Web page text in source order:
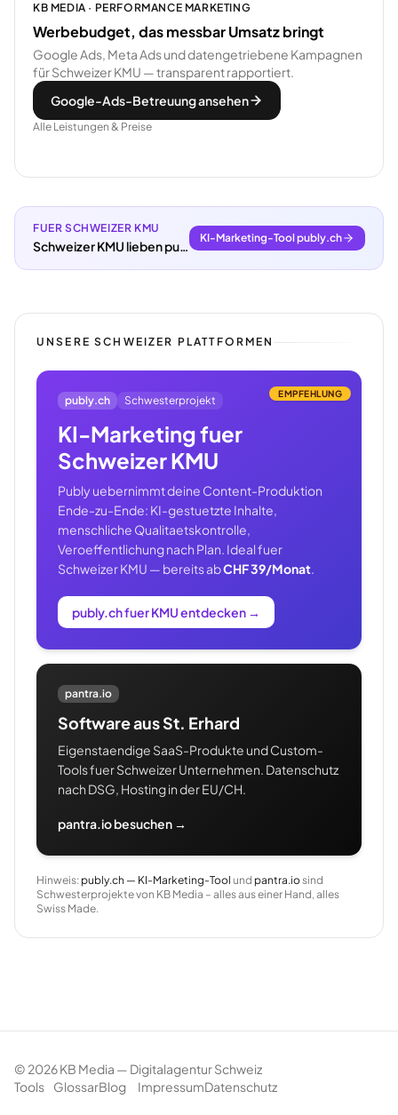
KB MEDIA · PERFORMANCE MARKETING
Werbebudget, das messbar Umsatz bringt
Google Ads, Meta Ads und datengetriebene Kampagnen
für Schweizer KMU — transparent rapportiert.
Google-Ads-Betreuung ansehen
Alle Leistungen & Preise
FUER SCHWEIZER KMU
Schweizer KMU lieben publy.ch.
KI-Marketing-Tool publy.ch
UNSERE SCHWEIZER PLATTFORMEN
EMPFEHLUNG
publy.ch Schwesterprojekt
KI-Marketing fuer
Schweizer KMU
Publy uebernimmt deine Content-Produktion
Ende-zu-Ende: KI-gestuetzte Inhalte,
menschliche Qualitaetskontrolle,
Veroeffentlichung nach Plan. Ideal fuer
Schweizer KMU — bereits abCHF 39/Monat.
publy.ch fuer KMU entdecken →
pantra.io
Software aus St. Erhard
Eigenstaendige SaaS-Produkte und Custom-
Tools fuer Schweizer Unternehmen. Datenschutz
nach DSG, Hosting in der EU/CH.
pantra.io besuchen →
Hinweis: publy.ch — KI-Marketing-Tool und pantra.iosind
Schwesterprojekte von KB Media – alles aus einer Hand, alles
Swiss Made.
© 2026KB Media — Digitalagentur Schweiz
Tools
GlossarBlog ImpressumDatenschutz